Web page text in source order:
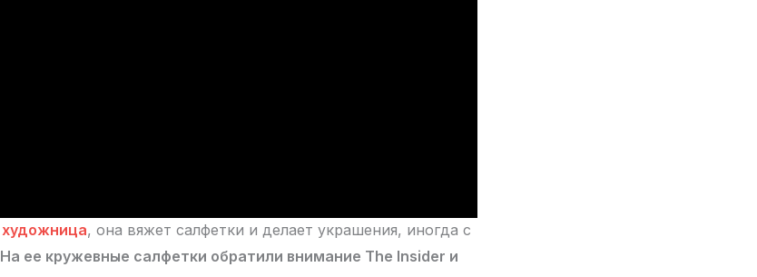
художница, она вяжет салфетки и делает украшения, иногда с
На ее кружевные салфетки обратили внимание The Insider и